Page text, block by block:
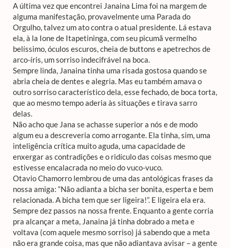
A última vez que encontrei Janaina Lima foi na margem de
alguma manifestação, provavelmente uma Parada do
Orgulho, talvez um ato contra o atual presidente. Lá estava
ela, à la Ione de Itapetininga, com seu picumã vermelho
belíssimo, óculos escuros, cheia de buttons e apetrechos de
arco-íris, um sorriso indecifrável na boca.
Sempre linda, Janaina tinha uma risada gostosa quando se
abria cheia de dentes e alegria. Mas eu também amava o
outro sorriso característico dela, esse fechado, de boca torta,
que ao mesmo tempo aderia às situações e tirava sarro
delas.
Não acho que Jana se achasse superior a nós e de modo
algum eu a descreveria como arrogante. Ela tinha, sim, uma
inteligência crítica muito aguda, uma capacidade de
enxergar as contradições e o ridículo das coisas mesmo que
estivesse encalacrada no meio do vuco-vuco.
Otavio Chamorro lembrou de uma das antológicas frases da
nossa amiga: “Não adianta a bicha ser bonita, esperta e bem
relacionada. A bicha tem que ser ligeira!”. E ligeira ela era.
Sempre dez passos na nossa frente. Enquanto a gente corria
pra alcançar a meta, Janaina já tinha dobrado a meta e
voltava (com aquele mesmo sorriso) já sabendo que a meta
não era grande coisa, mas que não adiantava avisar – a gente